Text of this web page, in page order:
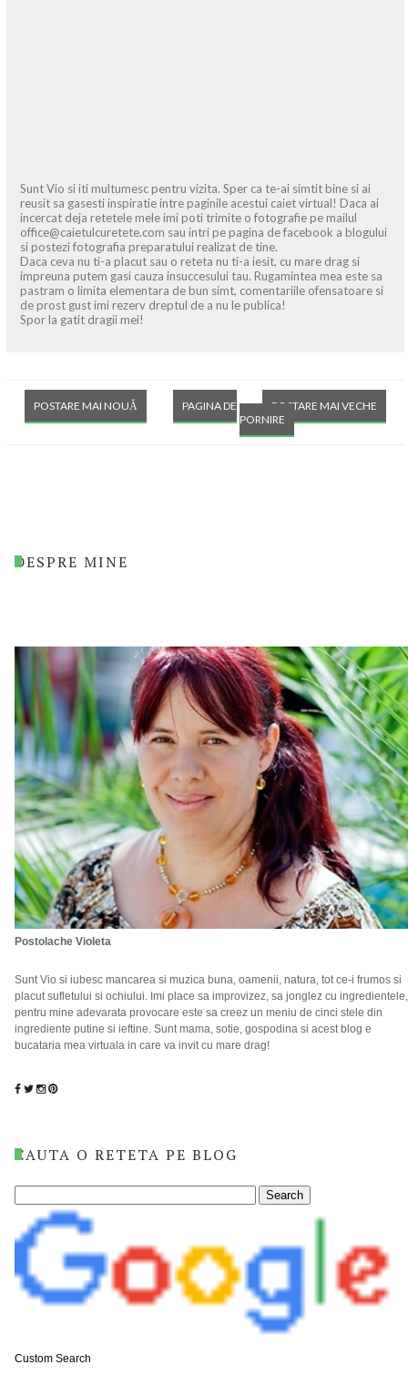
Sunt Vio si iti multumesc pentru vizita. Sper ca te-ai simtit bine si ai
reusit sa gasesti inspiratie intre paginile acestui caiet virtual! Daca ai
incercat deja retetele mele imi poti trimite o fotografie pe mailul
office@caietulcuretete.com sau intri pe pagina de facebook a blogului
si postezi fotografia preparatului realizat de tine.
Daca ceva nu ti-a placut sau o reteta nu ti-a iesit, cu mare drag si
impreuna putem gasi cauza insuccesului tau. Rugamintea mea este sa
pastram o limita elementara de bun simt, comentariile ofensatoare si
de prost gust imi rezerv dreptul de a nu le publica!
Spor la gatit dragii mei!
POSTARE MAI NOUĂ POSTARE MAI VECHE
PAGINA DE
PORNIRE
DESPRE MINE
Postolache Violeta
Sunt Vio si iubesc mancarea si muzica buna, oamenii, natura, tot ce-i frumos si
placut sufletului si ochiului. Imi place sa improvizez, sa jonglez cu ingredientele,
pentru mine adevarata provocare este sa creez un meniu de cinci stele din
ingrediente putine si ieftine. Sunt mama, sotie, gospodina si acest blog e
bucataria mea virtuala in care va invit cu mare drag!
CAUTA O RETETA PE BLOG
Custom Search